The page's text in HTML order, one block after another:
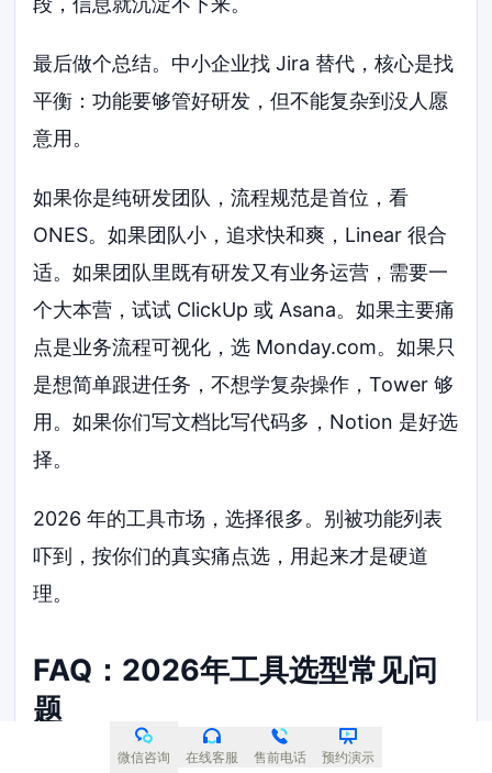
最后做个总结。中小企业找 Jira 替代，核心是找
平衡：功能要够管好研发，但不能复杂到没人愿
意用。
如果你是纯研发团队，流程规范是首位，看
ONES。如果团队小，追求快和爽，Linear 很合
适。如果团队里既有研发又有业务运营，需要一
个大本营，试试 ClickUp 或 Asana。如果主要痛
点是业务流程可视化，选 Monday.com。如果只
是想简单跟进任务，不想学复杂操作，Tower 够
用。如果你们写文档比写代码多，Notion 是好选
择。
2026 年的工具市场，选择很多。别被功能列表
吓到，按你们的真实痛点选，用起来才是硬道
理。
FAQ：2026年工具选型常见问
题
微信咨询 在线客服 售前电话 预约演示